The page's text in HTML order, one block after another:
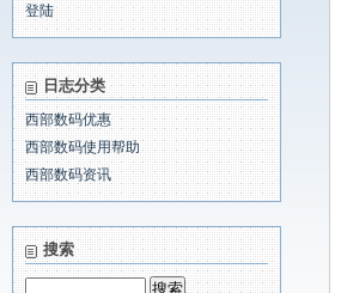
登陆
日志分类
西部数码优惠
西部数码使用帮助
西部数码资讯
搜索